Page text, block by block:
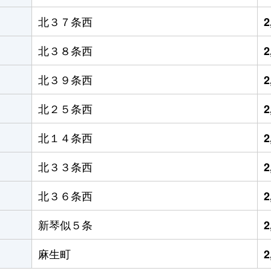
北３７条西
北３８条西
北３９条西
北２５条西
北１４条西
北３３条西
北３６条西
新琴似５条
麻生町